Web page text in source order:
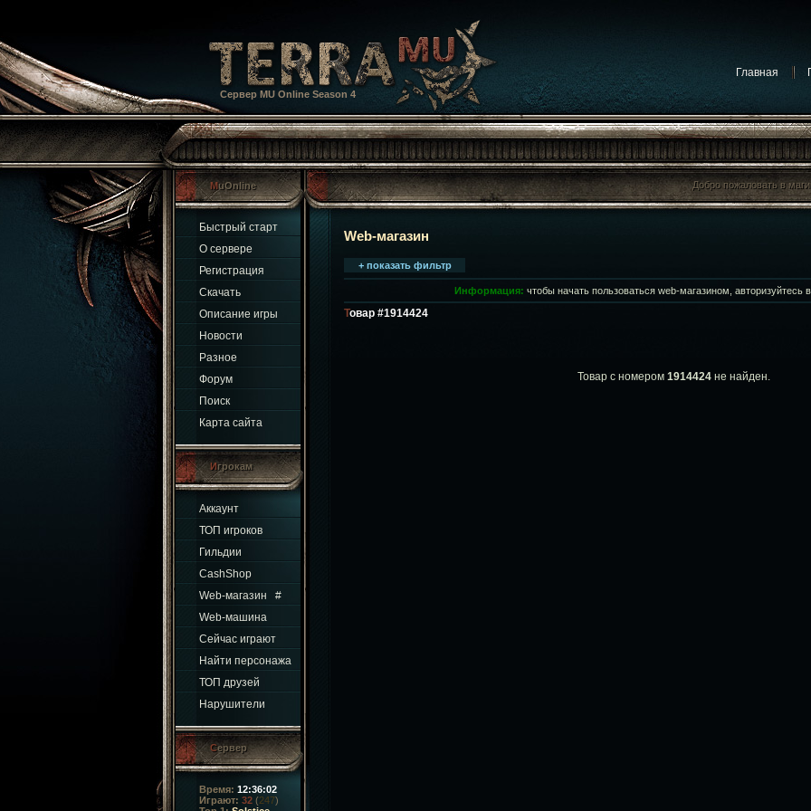
Сервер MU Online Season 4
Главная
MuOnline
Быстрый старт
О сервере
Регистрация
Скачать
Описание игры
Новости
Разное
Форум
Поиск
Карта сайта
Игрокам
Аккаунт
ТОП игроков
Гильдии
CashShop
Web-магазин
#
Web-машина
Сейчас играют
Найти персонажа
ТОП друзей
Нарушители
Сервер
Время: 12:36:03
Играют: 32 (247)
Добро пожаловать в
Добро пожаловать в
Web-магазин
+ показать фильтр
Информация: чтобы начать пользоваться web-магазином, авторизуйтесь в
Товар #1914424
Товар с номером 1914424не найден.